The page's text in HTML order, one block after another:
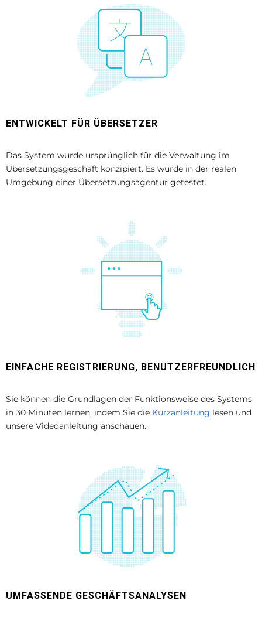
ENTWICKELT FÜR ÜBERSETZER
Das System wurde ursprünglich für die Verwaltung im
Übersetzungsgeschäft konzipiert. Es wurde in der realen
Umgebung einer Übersetzungsagentur getestet.
EINFACHE REGISTRIERUNG, BENUTZERFREUNDLICH
Sie können die Grundlagen der Funktionsweise des Systems
in 30 Minuten lernen, indem Sie die Kurzanleitung lesen und
unsere Videoanleitung anschauen.
UMFASSENDE GESCHÄFTSANALYSEN